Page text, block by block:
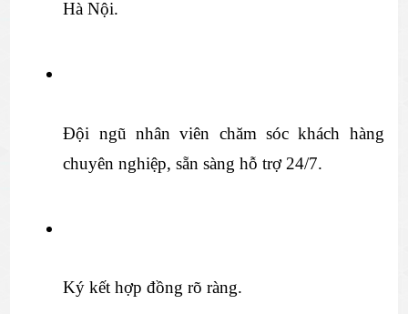
Hà Nội.
Đội ngũ nhân viên chăm sóc khách hàng
chuyên nghiệp, sẵn sàng hỗ trợ 24/7.
Ký kết hợp đồng rõ ràng.